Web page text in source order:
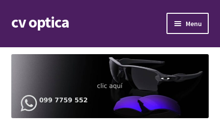
Skip
to
Skip
to
cv optica Menu
Armazones de lentes
child
menu
Expand
Repuestos
menu